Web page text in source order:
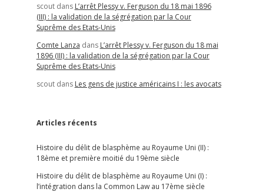
scoutdans L’arrêt Plessy v. Ferguson du 18 mai 1896
(III) : la validation de la ségrégation par la Cour
Suprême des Etats-Unis
Comte Lanza dans L’arrêt Plessy v. Ferguson du 18 mai
1896 (III) : la validation de la ségrégation par la Cour
Suprême des Etats-Unis
scoutdans Les gens de justice américains I : les avocats
Articles récents
Histoire du délit de blasphème au Royaume Uni (II) :
18ème et première moitié du 19ème siècle
Histoire du délit de blasphème au Royaume Uni (I) :
l’intégration dans la Common Law au 17ème siècle